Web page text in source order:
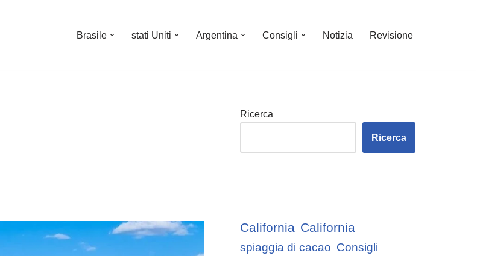
Brasile stati Uniti Argentina Consigli Notizia Revisione
Ricerca
Ricerca
California California
spiaggia di cacao Consigli